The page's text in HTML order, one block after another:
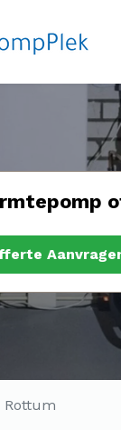
Rottum